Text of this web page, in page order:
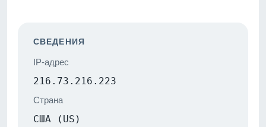
СВЕДЕНИЯ
IP-адрес
216.73.216.223
Страна
США (US)